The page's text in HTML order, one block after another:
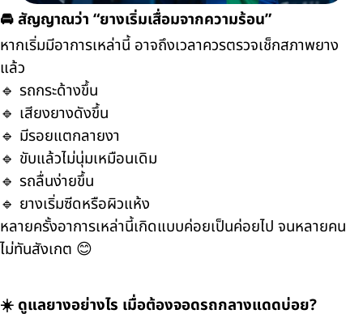
🚘 สัญญาณว่า “ยางเริ่มเสื่อมจากความร้อน”
หากเริ่มมีอาการเหล่านี้ อาจถึงเวลาควรตรวจเช็กสภาพยาง
แล้ว
🔹 รถกระด้างขึ้น
🔹 เสียงยางดังขึ้น
🔹 มีรอยแตกลายงา
🔹 ขับแล้วไม่นุ่มเหมือนเดิม
🔹 รถลื่นง่ายขึ้น
🔹 ยางเริ่มซีดหรือผิวแห้ง
หลายครั้งอาการเหล่านี้เกิดแบบค่อยเป็นค่อยไป จนหลายคน
ไม่ทันสังเกต 😊
☀️ ดูแลยางอย่างไร เมื่อต้องจอดรถกลางแดดบ่อย?